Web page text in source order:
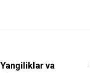
Yangiliklar va